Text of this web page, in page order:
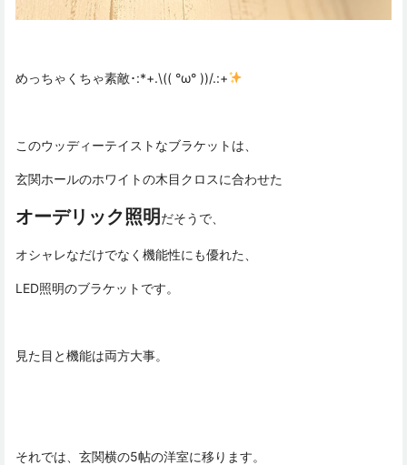
めっちゃくちゃ素敵･:*+.\(( °ω° ))/.:+
このウッディーテイストなブラケットは、
玄関ホールのホワイトの木目クロスに合わせた
オーデリック照明 だそうで、
オシャレなだけでなく機能性にも優れた、
LED照明のブラケットです。
見た目と機能は両方大事。
それでは、玄関横の5帖の洋室に移ります。